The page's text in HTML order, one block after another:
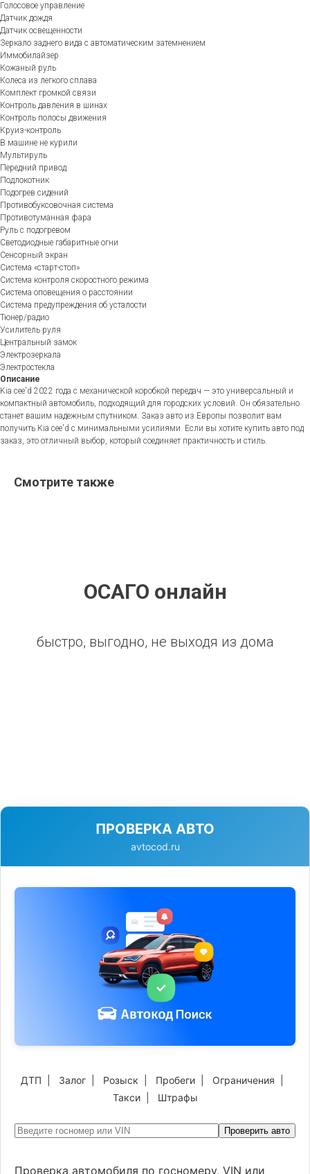
Голосовое управление
Датчик дождя
Датчик освещенности
Зеркало заднего вида с автоматическим затемнением
Иммобилайзер
Кожаный руль
Колеса из легкого сплава
Комплект громкой связи
Контроль давления в шинах
Контроль полосы движения
Круиз-контроль
В машине не курили
Мультируль
Передний привод
Подлокотник
Подогрев сидений
Противобуксовочная система
Противотуманная фара
Руль с подогревом
Светодиодные габаритные огни
Сенсорный экран
Система «старт-стоп»
Система контроля скоростного режима
Система оповещения о расстоянии
Система предупреждения об усталости
Тюнер/радио
Усилитель руля
Центральный замок
Электрозеркала
Электростекла
Описание
Kia cee'd 2022 года с механической коробкой передач — это универсальный и
компактный автомобиль, подходящий для городских условий. Он обязательно
станет вашим надежным спутником. Заказ авто из Европы позволит вам
получить Kia cee'd с минимальными усилиями. Если вы хотите купить авто под
заказ, это отличный выбор, который соединяет практичность и стиль.
Смотрите также
ОСАГО онлайн
быстро, выгодно, не выходя из дома
ПРОВЕРКА АВТО
avtocod.ru
ДТП Залог Розыск Пробеги Ограничения
Такси| Штрафы
Проверить авто
Проверка автомобиля по госномеру, VIN или